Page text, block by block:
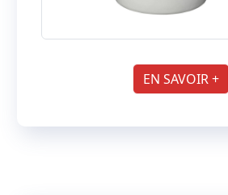
EN SAVOIR +